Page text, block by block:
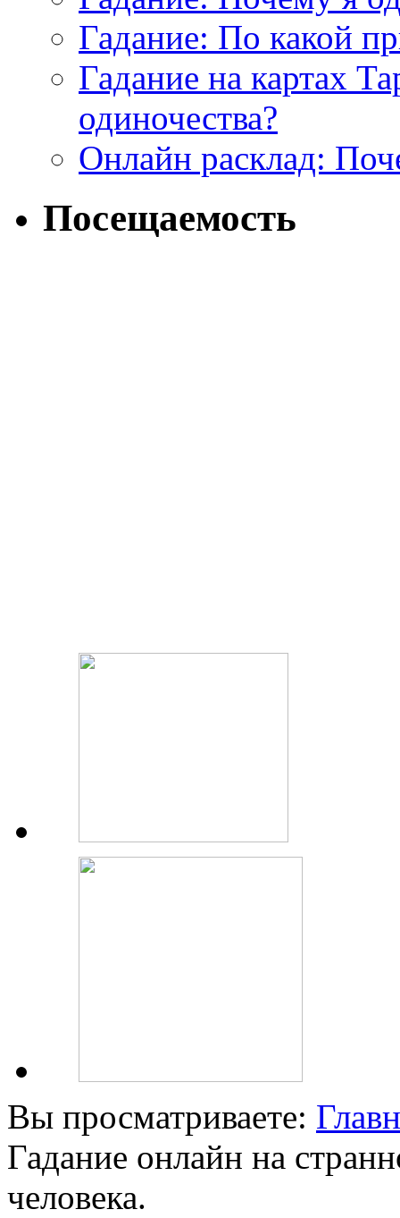
Гадание: По какой
Гадание на картах
одиночества?
Онлайн расклад:
Посещаемость
Вы просматриваете:
Гадание онлайн на
человека.